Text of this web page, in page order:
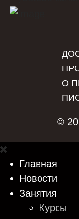
О
©
Главная
Новости
Занятия
Курсы